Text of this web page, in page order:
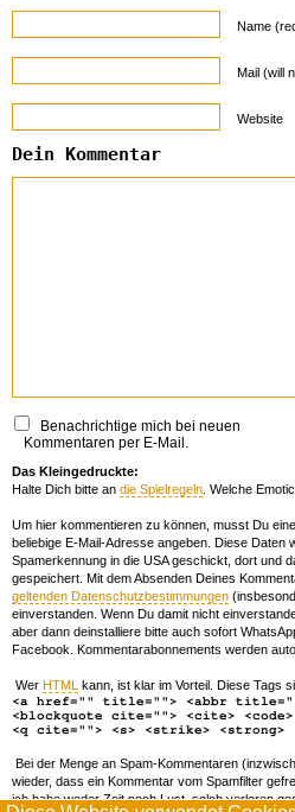
Name
Mail (will
Website
Dein Kommentar
Benachrichtige mich bei neuen
Kommentaren per E-Mail.
Das Kleingedruckte:
Halte Dich bitte an die Spielregeln . Welche
Um hier kommentieren zu können, musst Du
beliebige E-Mail-Adresse angeben. Diese Daten
Spamerkennung in die USA geschickt, dort und
gespeichert. Mit dem Absenden Deines
geltenden Datenschutzbestimmungen
einverstanden. Wenn Du damit nicht
aber dann deinstalliere bitte auch sofort
Facebook. Kommentarabonnements werden
Wer HTML kann, ist klar im Vorteil. Diese Tags
<a href="" title=""> <abbr
<blockquote cite=""> <cite>
<q cite=""> <s> <strike> <strong>
Bei der Menge an Spam-Kommentaren
wieder, dass ein Kommentar vom Spamfilter
ich habe weder Zeit noch Lust, solch verloren